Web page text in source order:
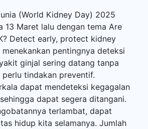
(World Kidney Day) 2025
13 Maret lalu dengan tema Are
Detect early, protect kidney
menekankan pentingnya deteksi
ginjal sering datang tanpa
perlu tindakan preventif.
dapat mendeteksi kegagalan
dapat segera ditangani.
terlambat, dapat
hidup kita selamanya. Jumlah